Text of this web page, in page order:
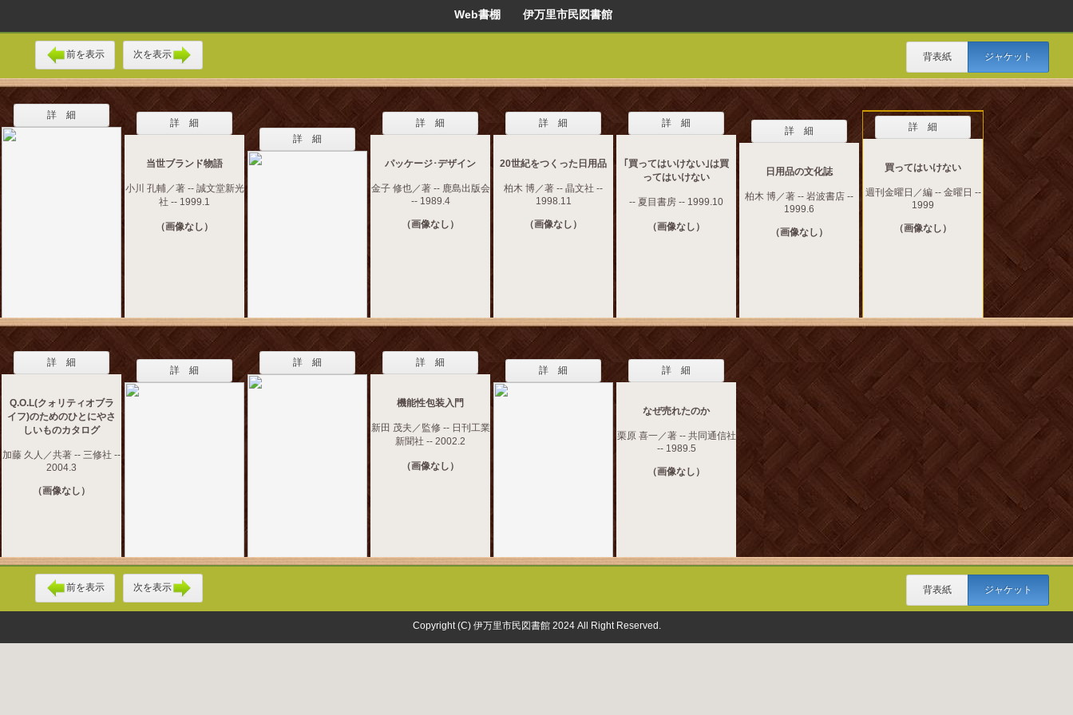
Web書棚 伊万里市民図書館
前を表示 次を表示 背表紙 ジャケット
詳 細
詳 細
当世ブランド物語
小川 孔輔／著 -- 誠文堂新光
社 -- 1999.1
（画像なし）
詳 細
詳 細
パッケージ･デザイン
金子 修也／著 -- 鹿島出版会
-- 1989.4
（画像なし）
詳 細
20世紀をつくった日用品
柏木 博／著 -- 晶文社 --
1998.11
（画像なし）
詳 細
｢買ってはいけない｣は買
ってはいけない
-- 夏目書房 -- 1999.10
（画像なし）
詳 細
日用品の文化誌
柏木 博／著 -- 岩波書店 --
1999.6
（画像なし）
詳 細
買ってはいけない
週刊金曜日／編 -- 金曜日 --
1999
（画像なし）
詳 細
Q.O.L(クォリティオブラ
イフ)のためのひとにやさ
しいものカタログ
加藤 久人／共著 -- 三修社 --
2004.3
（画像なし）
詳 細
詳 細 詳 細
機能性包装入門
新田 茂夫／監修 -- 日刊工業
新聞社 -- 2002.2
（画像なし）
詳 細 詳 細
なぜ売れたのか
栗原 喜一／著 -- 共同通信社
-- 1989.5
（画像なし）
前を表示 次を表示 背表紙 ジャケット
Copyright (C) 伊万里市民図書館 2024 All Right Reserved.